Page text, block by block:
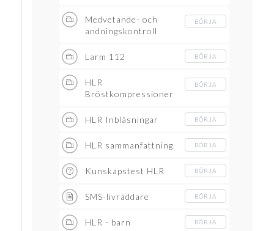
Medvetande- och
andningskontroll
BÖRJA
Larm 112 BÖRJA
HLR
Bröstkompressioner
BÖRJA
HLR Inblåsningar BÖRJA
HLR sammanfattning BÖRJA
Kunskapstest HLR BÖRJA
SMS-livräddare BÖRJA
HLR - barn BÖRJA